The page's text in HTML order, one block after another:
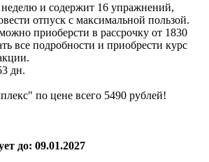
и содержит 16 упражнений,
отпуск с максимальной пользой.
приоберсти в рассрочку от 1830
все подробности и приобрести курс
дн.
по цене всего 5490 рублей!
до: 09.01.2027